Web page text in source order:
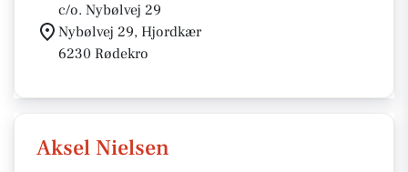
c/o. Nybølvej 29
Nybølvej 29, Hjordkær
6230 Rødekro
Aksel Nielsen